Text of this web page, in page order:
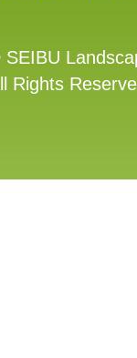
SEIBU
Rights